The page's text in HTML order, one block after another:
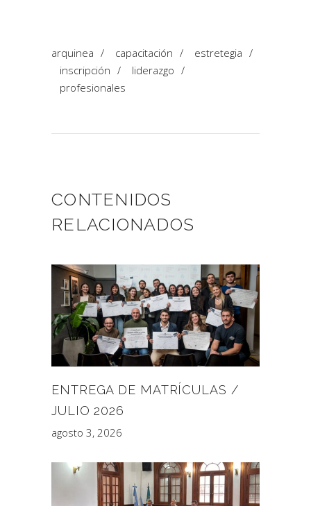
arquinea / capacitación / estretegia /
inscripción / liderazgo /
profesionales
CONTENIDOS
RELACIONADOS
ENTREGA DE MATRÍCULAS /
JULIO 2026
agosto 3, 2026